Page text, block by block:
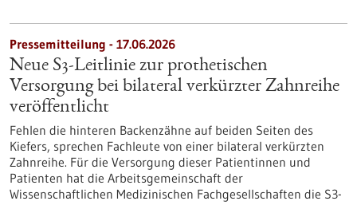
Pressemitteilung - 17.06.2026
Neue S3-​Leitlinie zur prothetischen
Versorgung bei bilateral verkürzter Zahnreihe
veröffentlicht
Fehlen die hinteren Backenzähne auf beiden Seiten des
Kiefers, sprechen Fachleute von einer bilateral verkürzten
Zahnreihe. Für die Versorgung dieser Patientinnen und
Patienten hat die Arbeitsgemeinschaft der
Wissenschaftlichen Medizinischen Fachgesellschaften die S3-​